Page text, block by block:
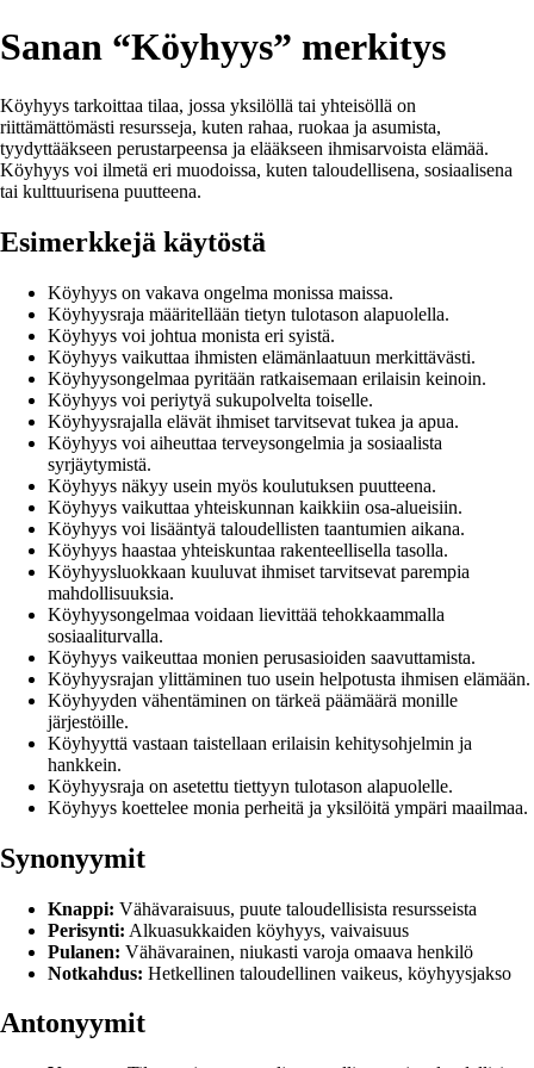
Sanan “Köyhyys” merkitys
Köyhyys tarkoittaa tilaa, jossa yksilöllä tai yhteisöllä on
riittämättömästi resursseja, kuten rahaa, ruokaa ja asumista,
tyydyttääkseen perustarpeensa ja elääkseen ihmisarvoista elämää.
Köyhyys voi ilmetä eri muodoissa, kuten taloudellisena, sosiaalisena
tai kulttuurisena puutteena.
Esimerkkejä käytöstä
Köyhyys on vakava ongelma monissa maissa.
Köyhyysraja määritellään tietyn tulotason alapuolella.
Köyhyys voi johtua monista eri syistä.
Köyhyys vaikuttaa ihmisten elämänlaatuun merkittävästi.
Köyhyysongelmaa pyritään ratkaisemaan erilaisin keinoin.
Köyhyys voi periytyä sukupolvelta toiselle.
Köyhyysrajalla elävät ihmiset tarvitsevat tukea ja apua.
Köyhyys voi aiheuttaa terveysongelmia ja sosiaalista
syrjäytymistä.
Köyhyys näkyy usein myös koulutuksen puutteena.
Köyhyys vaikuttaa yhteiskunnan kaikkiin osa-alueisiin.
Köyhyys voi lisääntyä taloudellisten taantumien aikana.
Köyhyys haastaa yhteiskuntaa rakenteellisella tasolla.
Köyhyysluokkaan kuuluvat ihmiset tarvitsevat parempia
mahdollisuuksia.
Köyhyysongelmaa voidaan lievittää tehokkaammalla
sosiaaliturvalla.
Köyhyys vaikeuttaa monien perusasioiden saavuttamista.
Köyhyysrajan ylittäminen tuo usein helpotusta ihmisen elämään.
Köyhyyden vähentäminen on tärkeä päämäärä monille
järjestöille.
Köyhyyttä vastaan taistellaan erilaisin kehitysohjelmin ja
hankkein.
Köyhyysraja on asetettu tiettyyn tulotason alapuolelle.
Köyhyys koettelee monia perheitä ja yksilöitä ympäri maailmaa.
Synonyymit
Knappi: Vähävaraisuus, puute taloudellisista resursseista
Perisynti: Alkuasukkaiden köyhyys, vaivaisuus
Pulanen: Vähävarainen, niukasti varoja omaava henkilö
Notkahdus: Hetkellinen taloudellinen vaikeus, köyhyysjakso
Antonyymit